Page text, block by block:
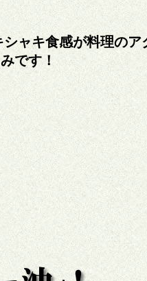
ャキ食感が料理のア
です！